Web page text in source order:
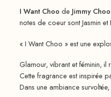
I Want Choo de Jimmy Choo
notes de coeur sont Jasmin
« I Want Choo » est une
Glamour, vibrant et féminin, il
Cette fragrance est inspirée
Dans une ambiance